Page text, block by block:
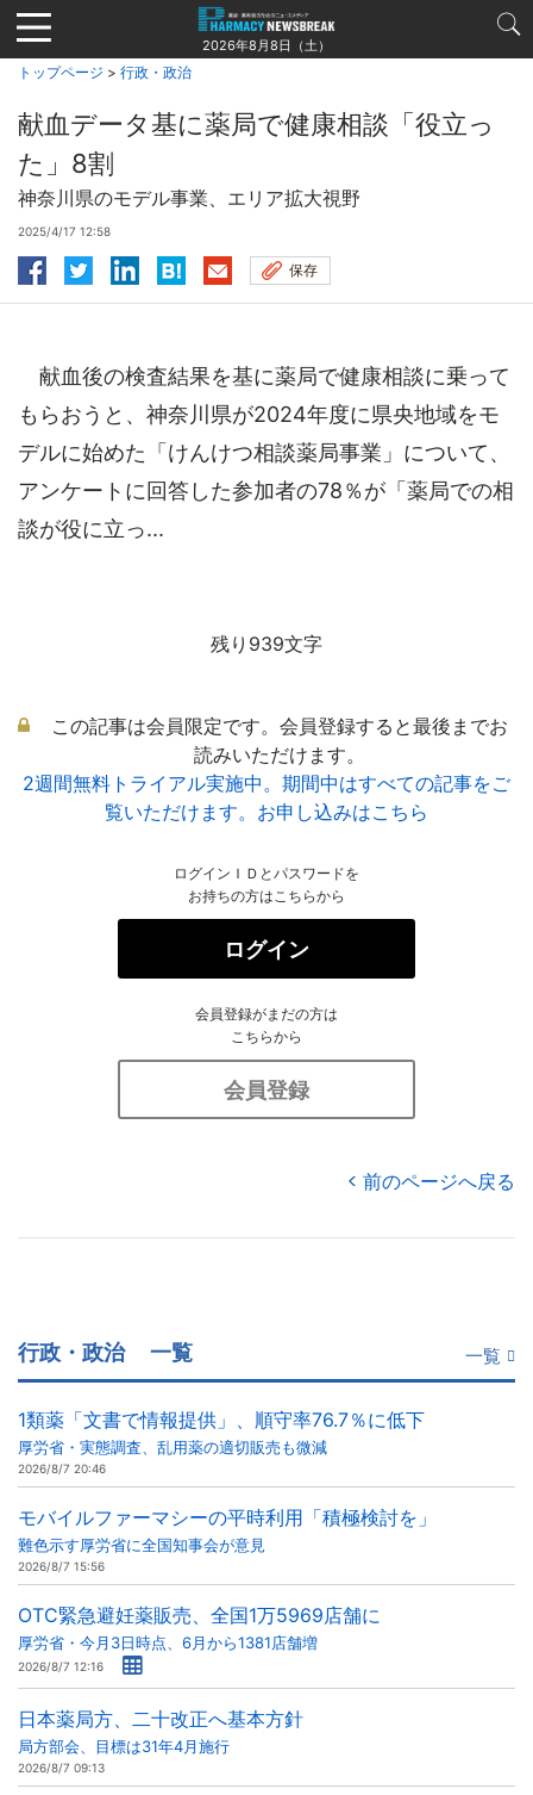
Jump
to
navigation
2026年8月8日（土）
トップページ > 行政・政治
献血データ基に薬局で健康相談「役立っ
た」8割
神奈川県のモデル事業、エリア拡大視野
2025/4/17 12:58
保存
献血後の検査結果を基に薬局で健康相談に乗って
もらおうと、神奈川県が2024年度に県央地域をモ
デルに始めた「けんけつ相談薬局事業」について、
アンケートに回答した参加者の78％が「薬局での相
談が役に立っ...
残り939文字
この記事は会員限定です。会員登録すると最後までお
読みいただけます。
2週間無料トライアル実施中。期間中はすべての記事をご
覧いただけます。お申し込みはこちら
ログインＩＤとパスワードを
お持ちの方はこちらから
ログイン
会員登録がまだの方は
こちらから
会員登録
前のページへ戻る
行政・政治 一覧 一覧
1類薬「文書で情報提供」、順守率76.7％に低下
厚労省・実態調査、乱用薬の適切販売も微減
2026/8/7 20:46
モバイルファーマシーの平時利用「積極検討を」
難色示す厚労省に全国知事会が意見
2026/8/7 15:56
OTC緊急避妊薬販売、全国1万5969店舗に
厚労省・今月3日時点、6月から1381店舗増
2026/8/7 12:16
日本薬局方、二十改正へ基本方針
局方部会、目標は31年4月施行
2026/8/7 09:13